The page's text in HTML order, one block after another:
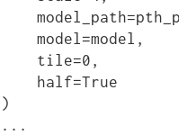
    model_path=pth_path,
    model=model,
)
...